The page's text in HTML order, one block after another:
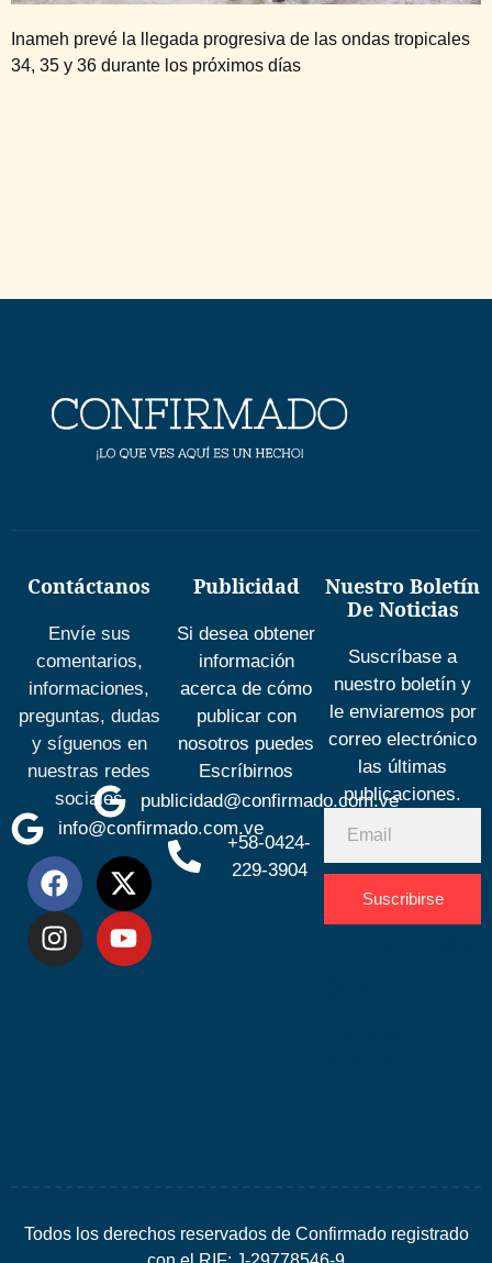
Inameh prevé la llegada progresiva de las ondas tropicales
34, 35 y 36 durante los próximos días
Contáctanos
Envíe sus
comentarios,
informaciones,
preguntas, dudas
y síguenos en
nuestras redes
sociales
info@confirmado.com.ve
Publicidad
Si desea obtener
información
acerca de cómo
publicar con
nosotros puedes
Escríbirnos
publicidad@confirmado.com.ve
+58-0424-
229-3904
Nuestro Boletín
De Noticias
Suscríbase a
nuestro boletín y
le enviaremos por
correo electrónico
las últimas
publicaciones.
Suscribirse
Todos los derechos reservados de Confirmado registrado